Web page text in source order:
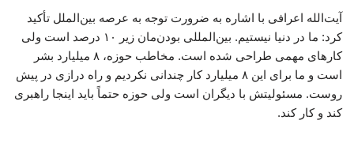
آیت‌الله اعرافی با اشاره به ضرورت توجه به عرصه بین‌الملل تأکید
کرد: ما در دنیا نیستیم. بین‌المللی بودن‌مان زیر ۱۰ درصد است ولی
کارهای مهمی طراحی شده است. مخاطب حوزه، ۸ میلیارد بشر
است و ما برای این ۸ میلیارد کار چندانی نکردیم و راه درازی در پیش
روست. مسئولیتش با دیگران است ولی حوزه حتماً باید اینجا راهبری
کند و کار کند.